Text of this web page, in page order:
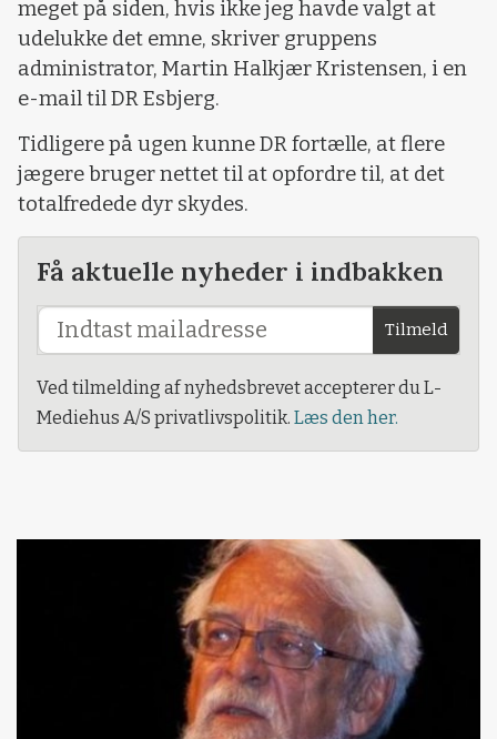
meget på siden, hvis ikke jeg havde valgt at
udelukke det emne, skriver gruppens
administrator, Martin Halkjær Kristensen, i en
e-mail til DR Esbjerg.
Tidligere på ugen kunne DR fortælle, at flere
jægere bruger nettet til at opfordre til, at det
totalfredede dyr skydes.
Få aktuelle nyheder i indbakken
Tilmeld
Ved tilmelding af nyhedsbrevet accepterer du L-
Mediehus A/S privatlivspolitik. Læs den her.